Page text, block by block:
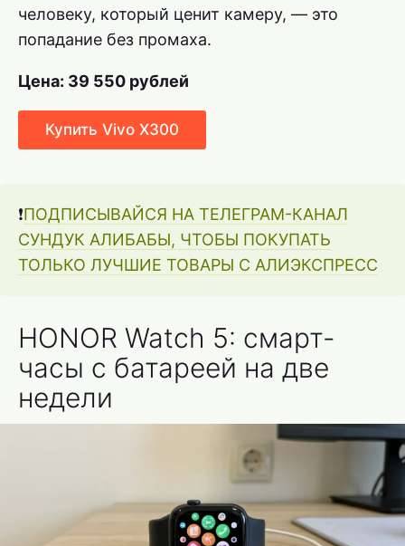
человеку, который ценит камеру, — это
попадание без промаха.
Цена: 39 550 рублей
Купить Vivo X300
❗️ПОДПИСЫВАЙСЯ НА ТЕЛЕГРАМ-КАНАЛ
СУНДУК АЛИБАБЫ, ЧТОБЫ ПОКУПАТЬ
ТОЛЬКО ЛУЧШИЕ ТОВАРЫ С АЛИЭКСПРЕСС
HONOR Watch 5: смарт-
часы с батареей на две
недели